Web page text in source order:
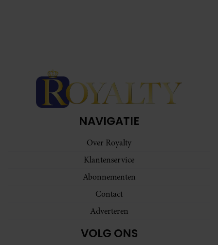
NAVIGATIE
Over Royalty
Klantenservice
Abonnementen
Contact
Adverteren
VOLG ONS